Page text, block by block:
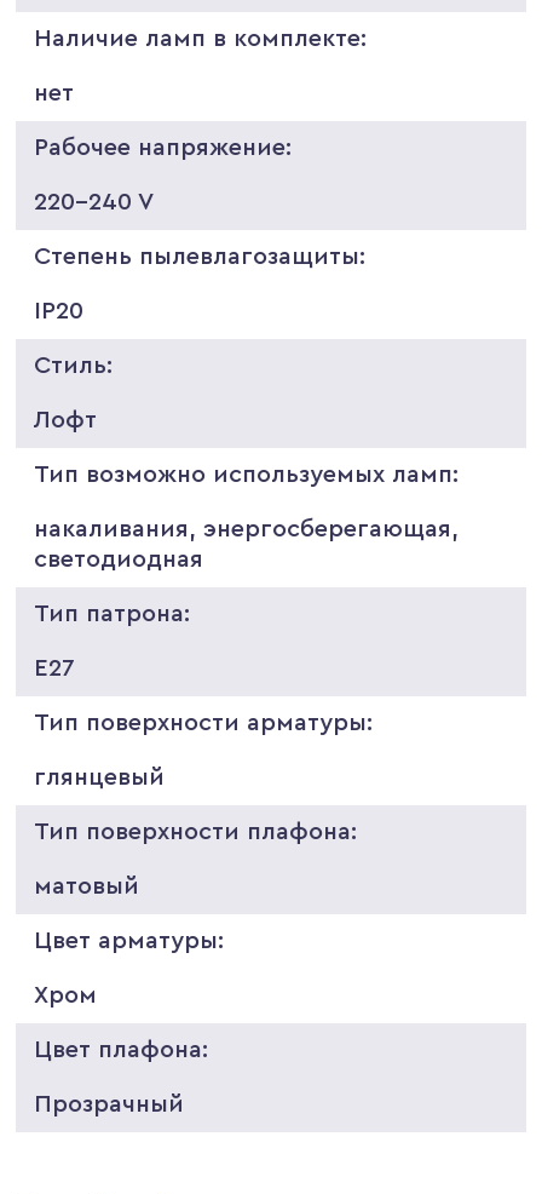
Наличие ламп в комплекте:
нет
Рабочее напряжение:
220-240 V
Степень пылевлагозащиты:
IP20
Стиль:
Лофт
Тип возможно используемых ламп:
накаливания, энергосберегающая,
светодиодная
Тип патрона:
E27
Тип поверхности арматуры:
глянцевый
Тип поверхности плафона:
матовый
Цвет арматуры:
Хром
Цвет плафона:
Прозрачный